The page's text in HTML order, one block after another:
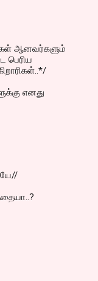
ஆனவர்களும்
பெரிய
எனது